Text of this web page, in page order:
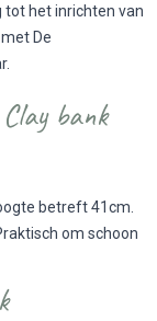
het inrichten van
De
bank
betreft 41cm.
om schoon